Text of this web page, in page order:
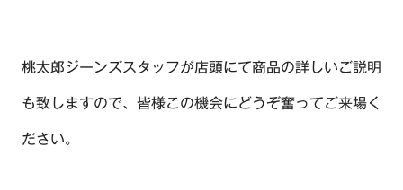
桃太郎ジーンズスタッフが店頭にて商品の詳しいご説明
も致しますので、皆様この機会にどうぞ奮ってご来場く
ださい。
歴史・沿革
NEWS
BRAND/SHOP